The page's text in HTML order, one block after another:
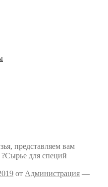
представляем вам
для специй
от Администрация —